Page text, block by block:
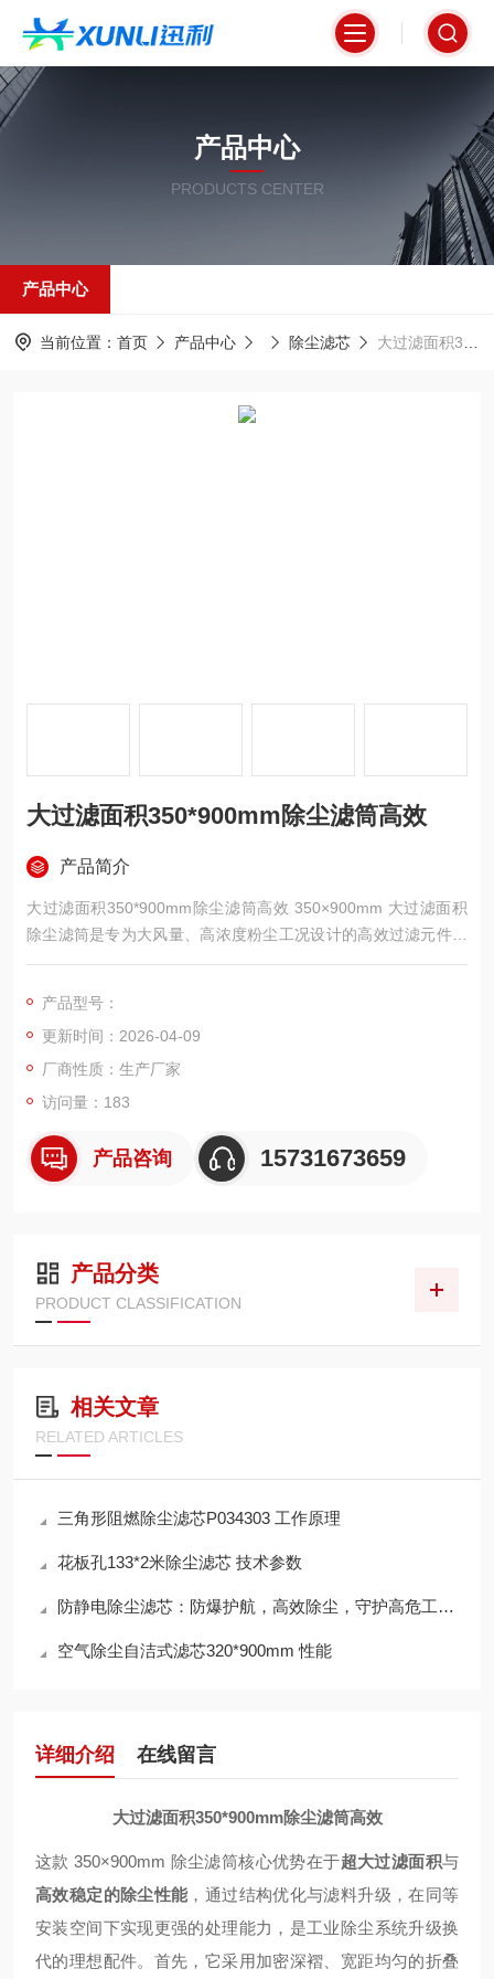
产品中心
PRODUCTS CENTER
产品中心
当前位置： 首页 产品中心 除尘滤芯 大过滤面积350*900mm除尘滤筒高效
大过滤面积350*900mm除尘滤筒高效
产品简介
大过滤面积350*900mm除尘滤筒高效 350×900mm 大过滤面积
除尘滤筒是专为大风量、高浓度粉尘工况设计的高效过滤元件，
采用加宽深褶折叠工艺，在 350mm 外径、900mm 高度的结构
风速低、阻力小、容尘量大、清灰性能好等特点。适用于各类脉
冲除尘器、工业集尘系统，可显著提升处理风量、延长使用寿
命、降低运行能耗，满足冶金、建材、化工
产品型号：
更新时间：2026-04-09
厂商性质：生产厂家
访问量：183
产品咨询 15731673659
产品分类
PRODUCT CLASSIFICATION
相关文章
RELATED ARTICLES
三角形阻燃除尘滤芯P034303 工作原理
花板孔133*2米除尘滤芯 技术参数
防静电除尘滤芯：防爆护航，高效除尘，守护高危工况安全
空气除尘自洁式滤芯320*900mm 性能
详细介绍 在线留言
大过滤面积350*900mm除尘滤筒高效
这款 350×900mm 除尘滤筒核心优势在于超大过滤面积与
高效稳定的除尘性能 ，通过结构优化与滤料升级，在同等
安装空间下实现更强的处理能力，是工业除尘系统升级换
代的理想配件。首先，它采用加密深褶、宽距均匀的折叠